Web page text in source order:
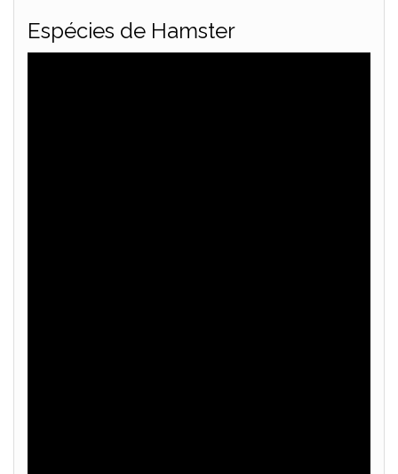
Espécies de Hamster